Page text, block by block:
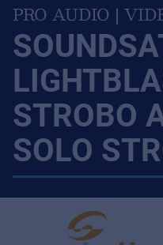
PRO AUDIO |
STROBO
SOLO